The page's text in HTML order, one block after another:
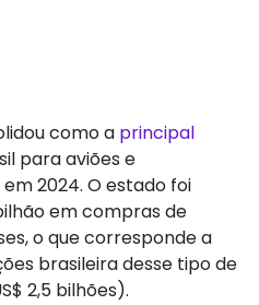
como a principal
para aviões e
2024. O estado foi
em compras de
o que corresponde a
brasileira desse tipo de
2,5 bilhões).